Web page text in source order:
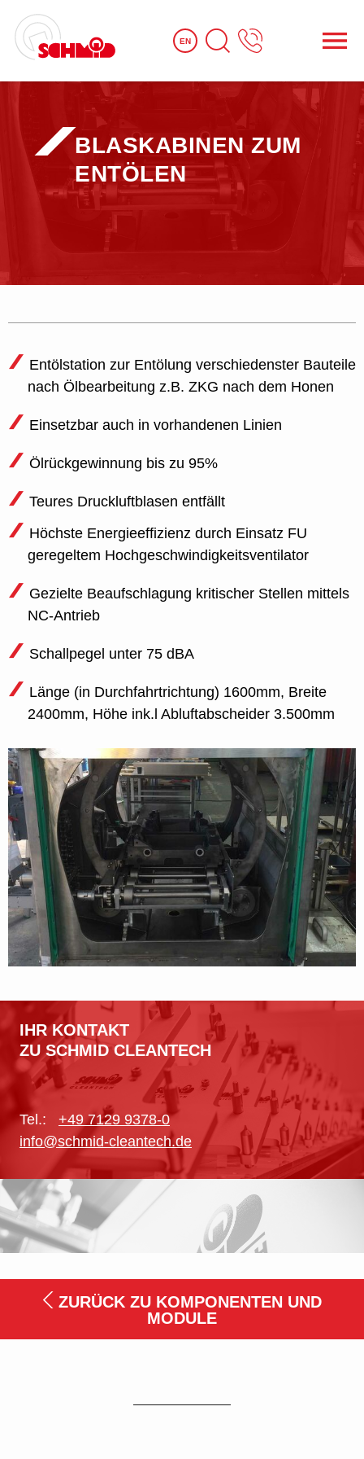
EN
BLASKABINEN ZUM
ENTÖLEN
Entölstation zur Entölung verschiedenster Bauteile
nach Ölbearbeitung z.B. ZKG nach dem Honen
Einsetzbar auch in vorhandenen Linien
Ölrückgewinnung bis zu 95%
Teures Druckluftblasen entfällt
Höchste Energieeffizienz durch Einsatz FU
geregeltem Hochgeschwindigkeitsventilator
Gezielte Beaufschlagung kritischer Stellen mittels
NC-Antrieb
Schallpegel unter 75 dBA
Länge (in Durchfahrtrichtung) 1600mm, Breite
2400mm, Höhe ink.l Abluftabscheider 3.500mm
IHR KONTAKT
ZU SCHMID CLEANTECH
Tel.: +49 7129 9378-0
info@schmid-cleantech.de
ZURÜCK ZU KOMPONENTEN UND
MODULE